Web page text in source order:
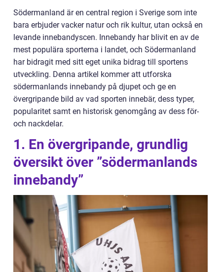
Södermanland är en central region i Sverige som inte
bara erbjuder vacker natur och rik kultur, utan också en
levande innebandyscen. Innebandy har blivit en av de
mest populära sporterna i landet, och Södermanland
har bidragit med sitt eget unika bidrag till sportens
utveckling. Denna artikel kommer att utforska
södermanlands innebandy på djupet och ge en
övergripande bild av vad sporten innebär, dess typer,
popularitet samt en historisk genomgång av dess för-
och nackdelar.
1. En övergripande, grundlig
översikt över ”södermanlands
innebandy”